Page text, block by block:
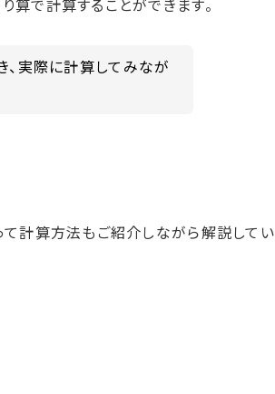
で計算することができます。
実際に計算してみなが
計算方法もご紹介しながら解説してい